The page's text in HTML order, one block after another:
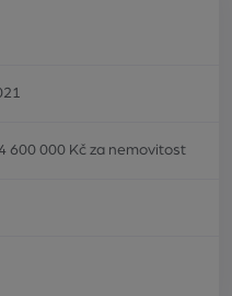
600 000 Kč za nemovitost